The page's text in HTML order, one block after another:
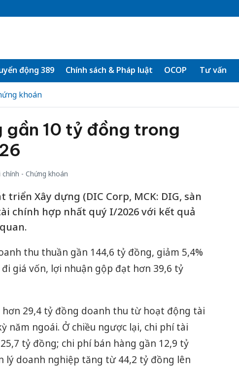
động 389 Chính sách & Pháp luật OCOP Tư vấn
khoán
gần 10 tỷ đồng trong
- Chứng khoán
triển Xây dựng (DIC Corp, MCK: DIG, sàn
chính hợp nhất quý I/2026 với kết quả
thu thuần gần 144,6 tỷ đồng, giảm 5,4%
giá vốn, lợi nhuận gộp đạt hơn 39,6 tỷ
hơn 29,4 tỷ đồng doanh thu từ hoạt động tài
năm ngoái. Ở chiều ngược lại, chi phí tài
tỷ đồng; chi phí bán hàng gần 12,9 tỷ
lý doanh nghiệp tăng từ 44,2 tỷ đồng lên